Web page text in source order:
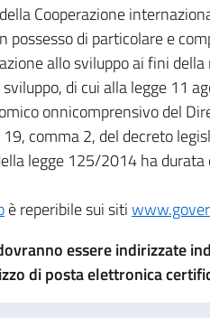
Cooperazione
di particolare e
allo sviluppo ai fini
di cui alla legge 11
onnicomprensivo del
comma 2, del decreto
legge 125/2014 ha
è reperibile sui siti
essere indirizzate
di posta elettronica